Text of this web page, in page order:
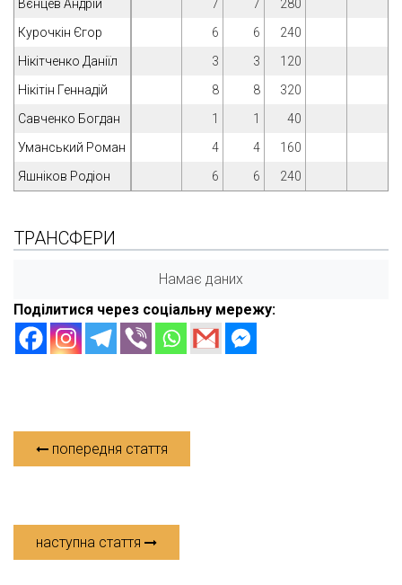
Вєнцев Андрій
7 7
280
Курочкін Єгор
6 6
240
Нікітченко Даніїл
3 3
120
Нікітін Геннадій
8 8
320
Савченко Богдан
1 1
40
Уманський Роман
4 4
160
Яшніков Родіон
6 6 240
ТРАНСФЕРИ
Намає даних
Поділитися через соціальну мережу:
попередня стаття
наступна стаття